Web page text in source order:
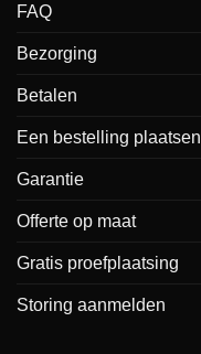
FAQ
Bezorging
Betalen
Een bestelling plaatsen
Garantie
Offerte op maat
Gratis proefplaatsing
Storing aanmelden